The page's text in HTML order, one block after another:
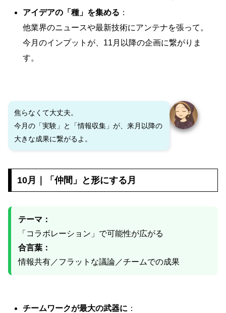
アイデアの「種」を集める ：
他業界のニュースや最新技術にアンテナを張って。
今月のインプットが、11月以降の企画に繋がりま
す。
焦らなくて大丈夫。
今月の「実験」と「情報収集」が、来月以降の
大きな成果に繋がるよ。
10月｜「仲間」と形にする月
テーマ：
「コラボレーション」で可能性が広がる
合言葉：
情報共有／フラットな議論／チームでの成果
チームワークが最大の武器に ：